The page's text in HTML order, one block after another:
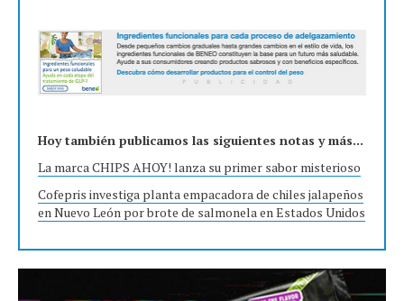
Hoy también publicamos las siguientes notas y más...
La marca CHIPS AHOY! lanza su primer sabor misterioso
Cofepris investiga planta empacadora de chiles jalapeños
en Nuevo León por brote de salmonela en Estados Unidos